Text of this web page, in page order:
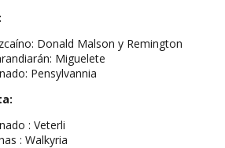
Donald Malson y Remington
Miguelete
Pensylvannia
: Veterli
: Walkyria